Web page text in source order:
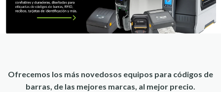
Ofrecemos los más novedosos equipos para códigos de
barras, de las mejores marcas, al mejor precio.